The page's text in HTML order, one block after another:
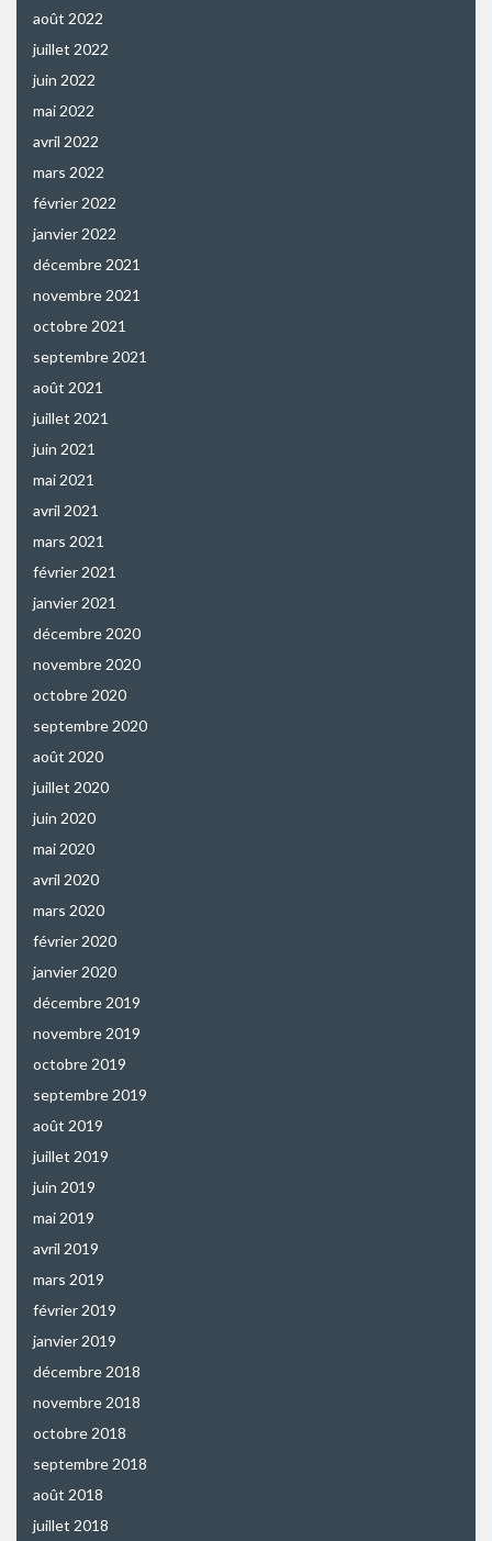
août 2022
juillet 2022
juin 2022
mai 2022
avril 2022
mars 2022
février 2022
janvier 2022
décembre 2021
novembre 2021
octobre 2021
septembre 2021
août 2021
juillet 2021
juin 2021
mai 2021
avril 2021
mars 2021
février 2021
janvier 2021
décembre 2020
novembre 2020
octobre 2020
septembre 2020
août 2020
juillet 2020
juin 2020
mai 2020
avril 2020
mars 2020
février 2020
janvier 2020
décembre 2019
novembre 2019
octobre 2019
septembre 2019
août 2019
juillet 2019
juin 2019
mai 2019
avril 2019
mars 2019
février 2019
janvier 2019
décembre 2018
novembre 2018
octobre 2018
septembre 2018
août 2018
juillet 2018